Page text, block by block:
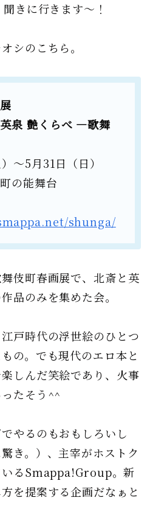
きに行きます〜！
シのこちら。
英泉 艶くらべ ―歌舞
〜5月31日（日）
の能舞台
shunga/
伎町春画展で、北斎と英
品のみを集めた会。
戸時代の浮世絵のひとつ
の。でも現代のエロ本と
しんだ笑絵であり、火事
たそう^^
やるのもおもしろいし
き。）、主宰がホストク
いるSmappa!Group。新
を提案する企画だなぁと